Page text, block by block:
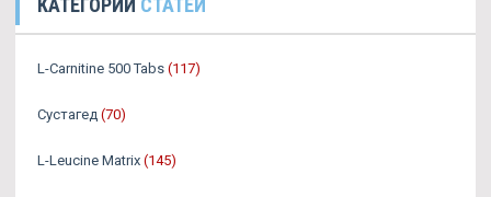
КАТЕГОРИИ СТАТЕЙ
L-Carnitine 500 Tabs (117)
Сустагед (70)
L-Leucine Matrix (145)